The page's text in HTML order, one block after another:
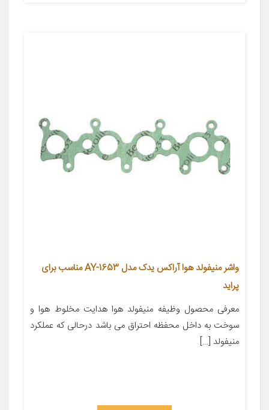
واشر منیفولد هوا آراکس یدک مدل AY-1653 مناسب برای
پراید
معرفی محصول وظیفه منیفولد هوا هد‌ایت مخلوط هوا و
سوخت به د‌اخل محفظه احتراق می باشد د‌رحالی که عملکرد
منیفولد […]